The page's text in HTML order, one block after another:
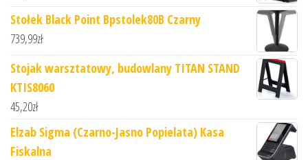
Stołek Black Point Bpstolek80B Czarny
739,99zł
Stojak warsztatowy, budowlany TITAN STAND
KTIS8060
45,20zł
Elzab Sigma (Czarno-Jasno Popielata) Kasa
Fiskalna